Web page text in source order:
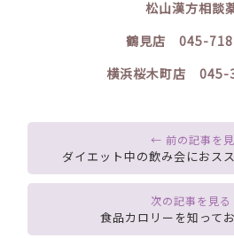
松山漢方相談
鶴見店 045-
横浜桜木町店 045-
ダイエット中の飲み会におス
食品カロリーを知って